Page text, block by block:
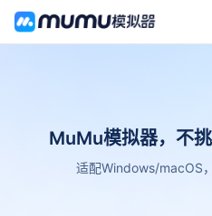
MuMu模拟器，不挑
适配Windows/macOS